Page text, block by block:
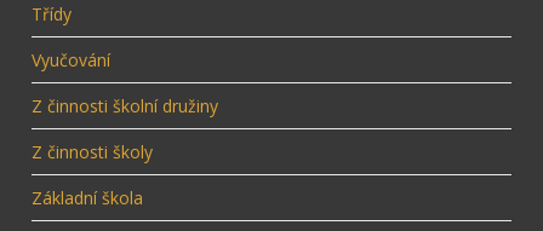
Třídy
Vyučování
Z činnosti školní družiny
Z činnosti školy
Základní škola